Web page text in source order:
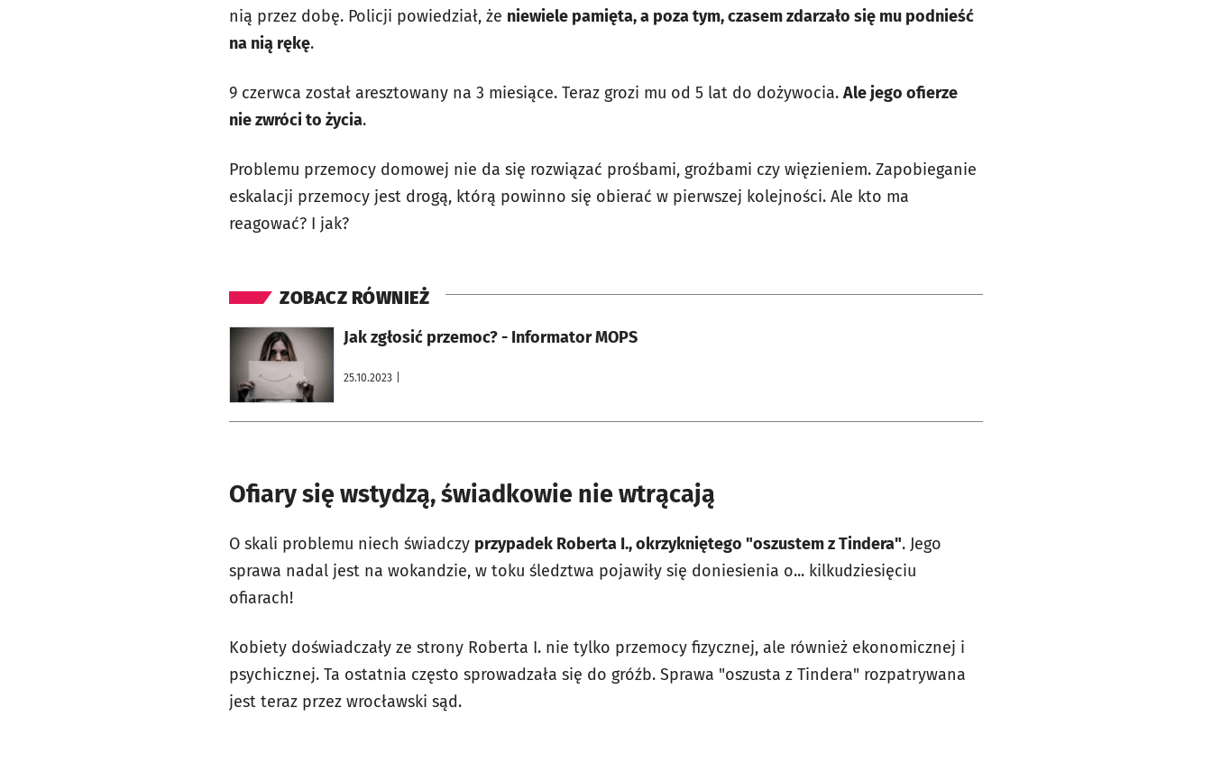
nią przez dobę. Policji powiedział, że niewiele pamięta, a poza tym, czasem zdarzało się mu podnieść
na nią rękę.
9 czerwca został aresztowany na 3 miesiące. Teraz grozi mu od 5 lat do dożywocia. Ale jego ofierze
nie zwróci to życia.
Problemu przemocy domowej nie da się rozwiązać prośbami, groźbami czy więzieniem. Zapobieganie
eskalacji przemocy jest drogą, którą powinno się obierać w pierwszej kolejności. Ale kto ma
reagować? I jak?
ZOBACZ RÓWNIEŻ
Jak zgłosić przemoc? - Informator MOPS
25.10.2023
otworzy się w nowej karcie
Ofiary się wstydzą, świadkowie nie wtrącają
O skali problemu niech świadczy przypadek Roberta I., okrzykniętego "oszustem z Tindera". Jego
sprawa nadal jest na wokandzie, w toku śledztwa pojawiły się doniesienia o... kilkudziesięciu
ofiarach!
Kobiety doświadczały ze strony Roberta I. nie tylko przemocy fizycznej, ale również ekonomicznej i
psychicznej. Ta ostatnia często sprowadzała się do gróźb. Sprawa "oszusta z Tindera" rozpatrywana
jest teraz przez wrocławski sąd.